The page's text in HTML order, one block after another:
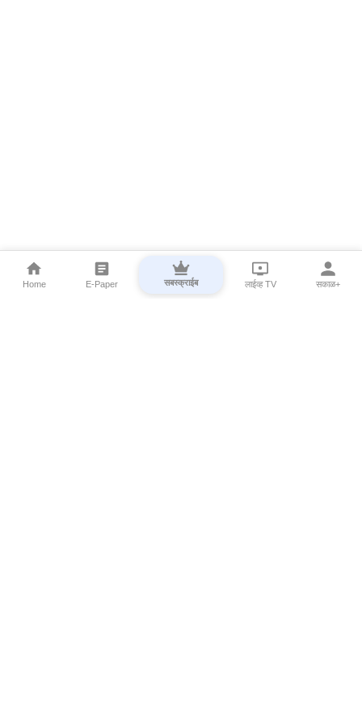
Home E-Paper सबस्क्राईब लाईव्ह TV सकाळ+